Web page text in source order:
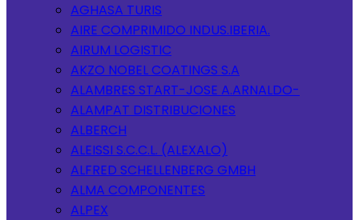
AGHASA TURIS
AIRE COMPRIMIDO INDUS.IBERIA.
AIRUM LOGISTIC
AKZO NOBEL COATINGS S.A
ALAMBRES START-JOSE A.ARNALDO-
ALAMPAT DISTRIBUCIONES
ALBERCH
ALEISSI S.C.C.L. (ALEXALO)
ALFRED SCHELLENBERG GMBH
ALMA COMPONENTES
ALPEX